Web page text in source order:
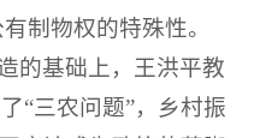
制物权的特殊性。
的基础上，王洪平教
“三农问题”，乡村振